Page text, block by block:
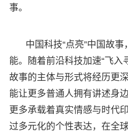
事。
中国科技“点亮”中国故
能。随着前沿科技加速“飞入
故事的主体与形式将经历
能让更多普通人拥有讲述身
更多承载着真实情感与时代
过多元化的个性表达，在全